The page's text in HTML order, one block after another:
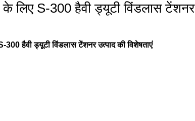
के लिए S-300 हैवी ड्यूटी विंडलास टेंशनर
300 हैवी ड्यूटी विंडलास टेंशनर उत्पाद की विशेषताएं